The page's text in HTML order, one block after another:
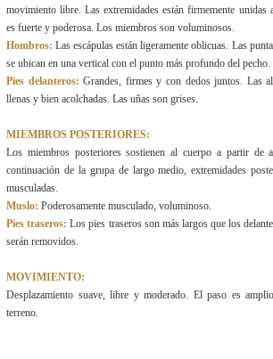
movimiento libre. Las extremidades están firmemente unidas
es fuerte y poderosa. Los miembros son voluminosos.
Hombros: Las escápulas están ligeramente oblicuas. Las
se ubican en una vertical con el punto más profundo del pecho.
Pies delanteros: Grandes, firmes y con dedos juntos. Las
llenas y bien acolchadas. Las uñas son grises.
MIEMBROS POSTERIORES:
Los miembros posteriores sostienen al cuerpo a partir de
continuación de la grupa de largo medio, extremidades
musculadas.
Muslo: Poderosamente musculado, voluminoso.
Pies traseros:Los pies traseros son más largos que los
serán removidos.
MOVIMIENTO:
Desplazamiento suave, libre y moderado. El paso es
terreno.